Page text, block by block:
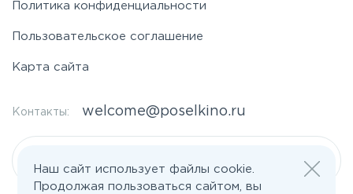
Политика конфиденциальности
Пользовательское соглашение
Карта сайта
Контакты: welcome@poselkino.ru
Наш сайт использует файлы cookie.
Продолжая пользоваться сайтом, вы